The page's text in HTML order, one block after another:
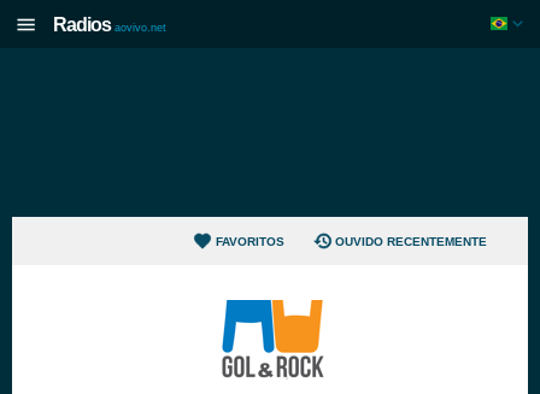
Radios aovivo.net
FAVORITOS OUVIDO RECENTEMENTE